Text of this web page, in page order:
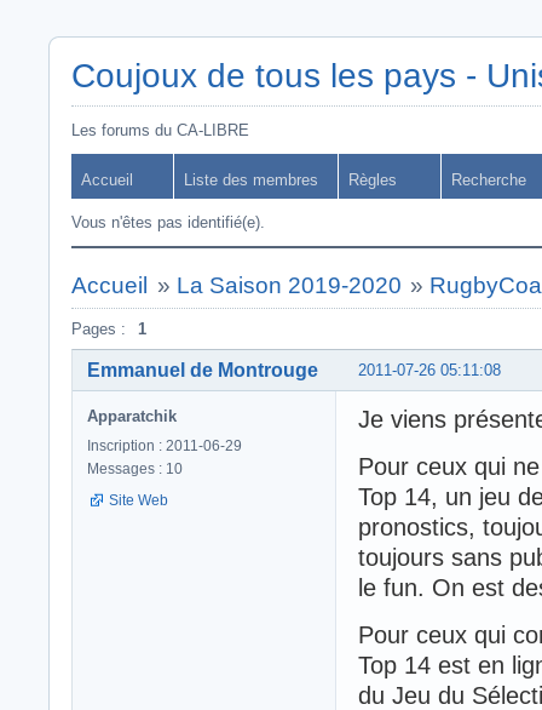
Coujoux de tous les pays -
Les forums du CA-LIBRE
Accueil Liste des membres Règles Recherche
Vous n'êtes pas identifié(e).
Accueil » La Saison 2019-2020 »
Pages : 1
2011-07-26 05:11:08
Emmanuel de Montrouge
Apparatchik
Inscription : 2011-06-29
Messages : 10
Site Web
Je viens
Pour ceux qui
Top 14, un jeu
pronostics,
toujours sans
le fun. On est
Pour ceux qui
Top 14 est en
du Jeu du